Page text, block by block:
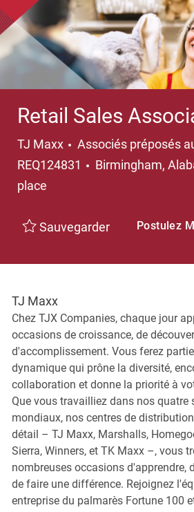
Retail Sales
TJ Maxx Catégorie
Associés préposés
REQ124831
Emplacement
Birmingham,
place
Sauvegarder Postulez
TJ Maxx
Chez TJX Companies, chaque jour
occasions de croissance, de
d'accomplissement. Vous ferez
dynamique qui prône la diversité,
collaboration et donne la priorité à
Que vous travailliez dans nos quatre
mondiaux, nos centres de
détail – TJ Maxx, Marshalls,
Sierra, Winners, et TK Maxx –, vous
nombreuses occasions d'apprendre,
de faire une différence. Rejoignez
entreprise du palmarès Fortune 100